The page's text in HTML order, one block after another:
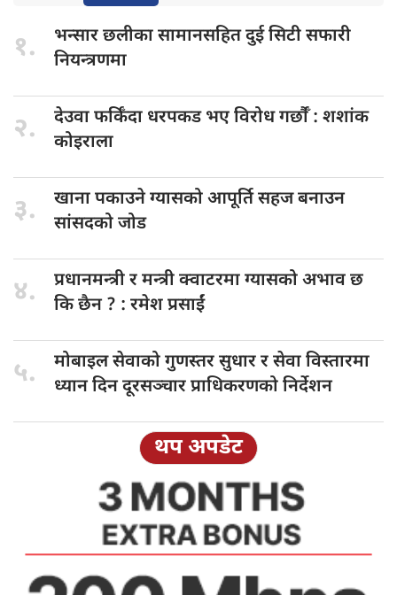
१. भन्सार छलीकासामानसहित दुई सिटी सफारी
नियन्त्रणमा
२. देउवा फर्किँदा धरपकड भए विरोध गर्छौँं : शशांक
कोइराला
३. खाना पकाउनेग्यासको आपूर्ति सहज बनाउन
सांसदको जोड
४. प्रधानमन्त्री रमन्त्री क्वाटरमा ग्यासको अभाव छ
कि छैन ? : रमेश प्रसाईं
५. मोबाइल सेवाकोगुणस्तर सुधार र सेवा विस्तारमा
ध्यान दिन दूरसञ्चार प्राधिकरणको निर्देशन
थप अपडेट